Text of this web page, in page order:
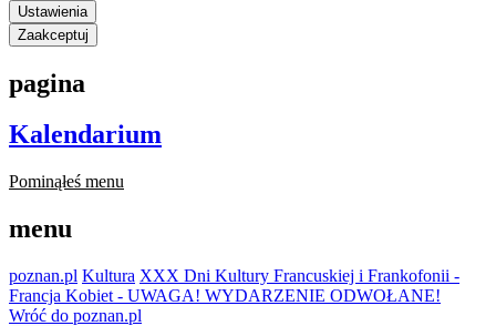
Ustawienia
Zaakceptuj
pagina
Kalendarium
Pominąłeś menu
menu
poznan.pl Kultura XXX Dni Kultury Francuskiej i Frankofonii -
Francja Kobiet - UWAGA! WYDARZENIE ODWOŁANE!
Wróć do poznan.pl